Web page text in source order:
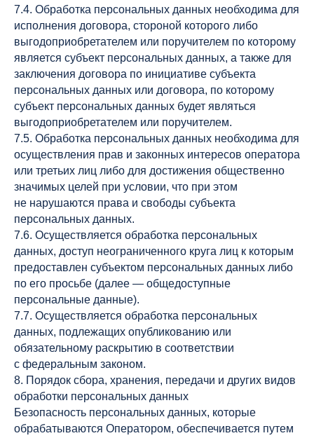
7.4. Обработка персональных данных необходима для
исполнения договора, стороной которого либо
выгодоприобретателем или поручителем по которому
является субъект персональных данных, а также для
заключения договора по инициативе субъекта
персональных данных или договора, по которому
субъект персональных данных будет являться
выгодоприобретателем или поручителем.
7.5. Обработка персональных данных необходима для
осуществления прав и законных интересов оператора
или третьих лиц либо для достижения общественно
значимых целей при условии, что при этом
не нарушаются права и свободы субъекта
персональных данных.
7.6. Осуществляется обработка персональных
данных, доступ неограниченного круга лиц к которым
предоставлен субъектом персональных данных либо
по его просьбе (далее — общедоступные
персональные данные).
7.7. Осуществляется обработка персональных
данных, подлежащих опубликованию или
обязательному раскрытию в соответствии
с федеральным законом.
8. Порядок сбора, хранения, передачи и других видов
обработки персональных данных
Безопасность персональных данных, которые
обрабатываются Оператором, обеспечивается путем